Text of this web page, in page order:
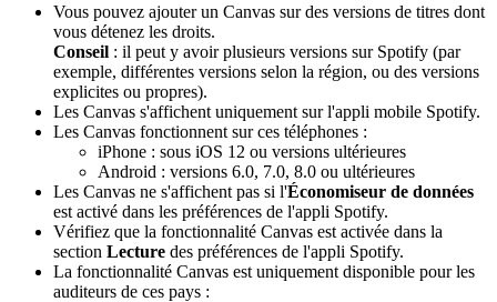
Vous pouvez ajouter un Canvas sur des versions de titres dont
vous détenez les droits.
Conseil : il peut y avoir plusieurs versions sur Spotify (par
exemple, différentes versions selon la région, ou des versions
explicites ou propres).
Les Canvas s'affichent uniquement sur l'appli mobile Spotify.
Les Canvas fonctionnent sur ces téléphones :
iPhone : sous iOS 12 ou versions ultérieures
Android : versions 6.0, 7.0, 8.0 ou ultérieures
Les Canvas ne s'affichent pas si l'Économiseur de données
est activé dans les préférences de l'appli Spotify.
Vérifiez que la fonctionnalité Canvas est activée dans la
section Lecture des préférences de l'appli Spotify.
La fonctionnalité Canvas est uniquement disponible pour les
auditeurs de ces pays :